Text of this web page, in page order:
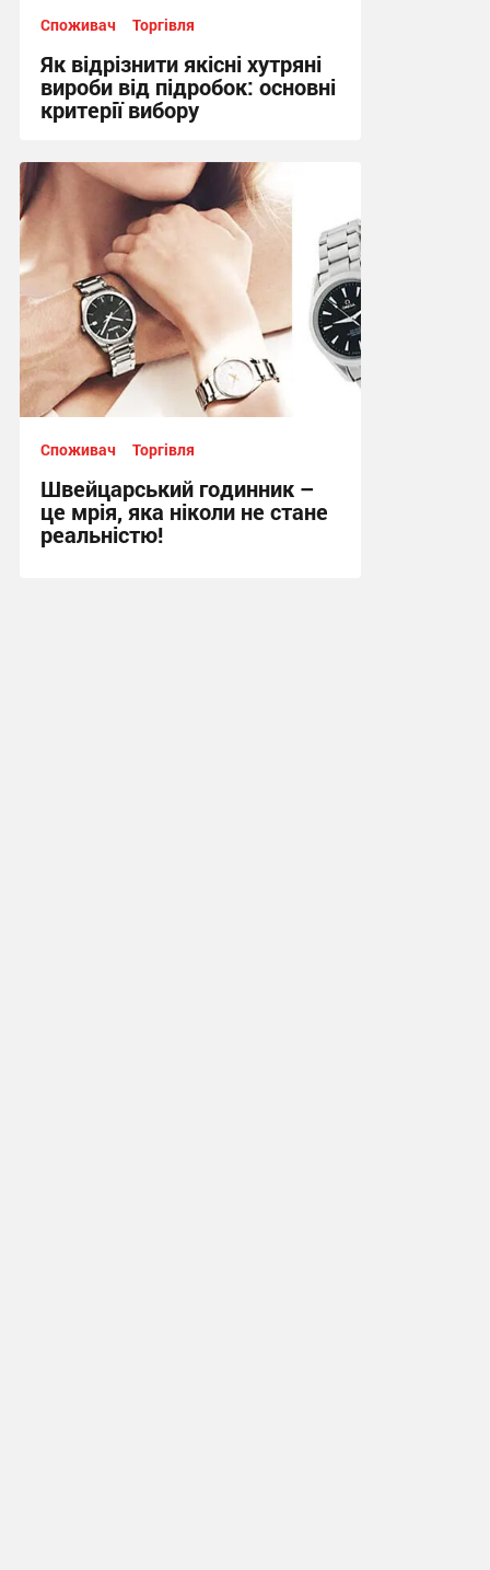
Споживач Торгівля
Як відрізнити якісні хутряні
вироби від підробок: основні
критерії вибору
13:42, 3.07.2026
Споживач Торгівля
Швейцарський годинник –
це мрія, яка ніколи не стане
реальністю!